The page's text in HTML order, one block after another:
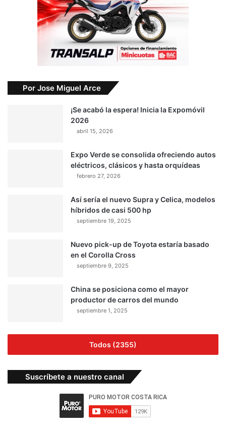
Por Jose Miguel Arce
¡Se acabó la espera! Inicia la Expomóvil
2026
abril 15, 2026
Expo Verde se consolida ofreciendo autos
eléctricos, clásicos y hasta orquídeas
febrero 27, 2026
Así sería el nuevo Supra y Celica, modelos
híbridos de casi 500 hp
septiembre 19, 2025
Nuevo pick-up de Toyota estaría basado
en el Corolla Cross
septiembre 9, 2025
China se posiciona como el mayor
productor de carros del mundo
septiembre 1, 2025
Todos (2355)
Suscríbete a nuestro canal